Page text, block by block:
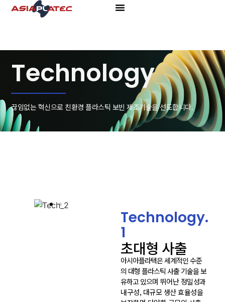
Technology
끊임없는 혁신으로 친환경 플라스틱 보빈 제조기술을 선도합니다.
Technology.
1
초대형 사출
아시아플라텍은 세계적인 수준
의 대형 플라스틱 사출 기술을 보
유하고 있으며 뛰어난 정밀성과
내구성, 대규모 생산 효율성을